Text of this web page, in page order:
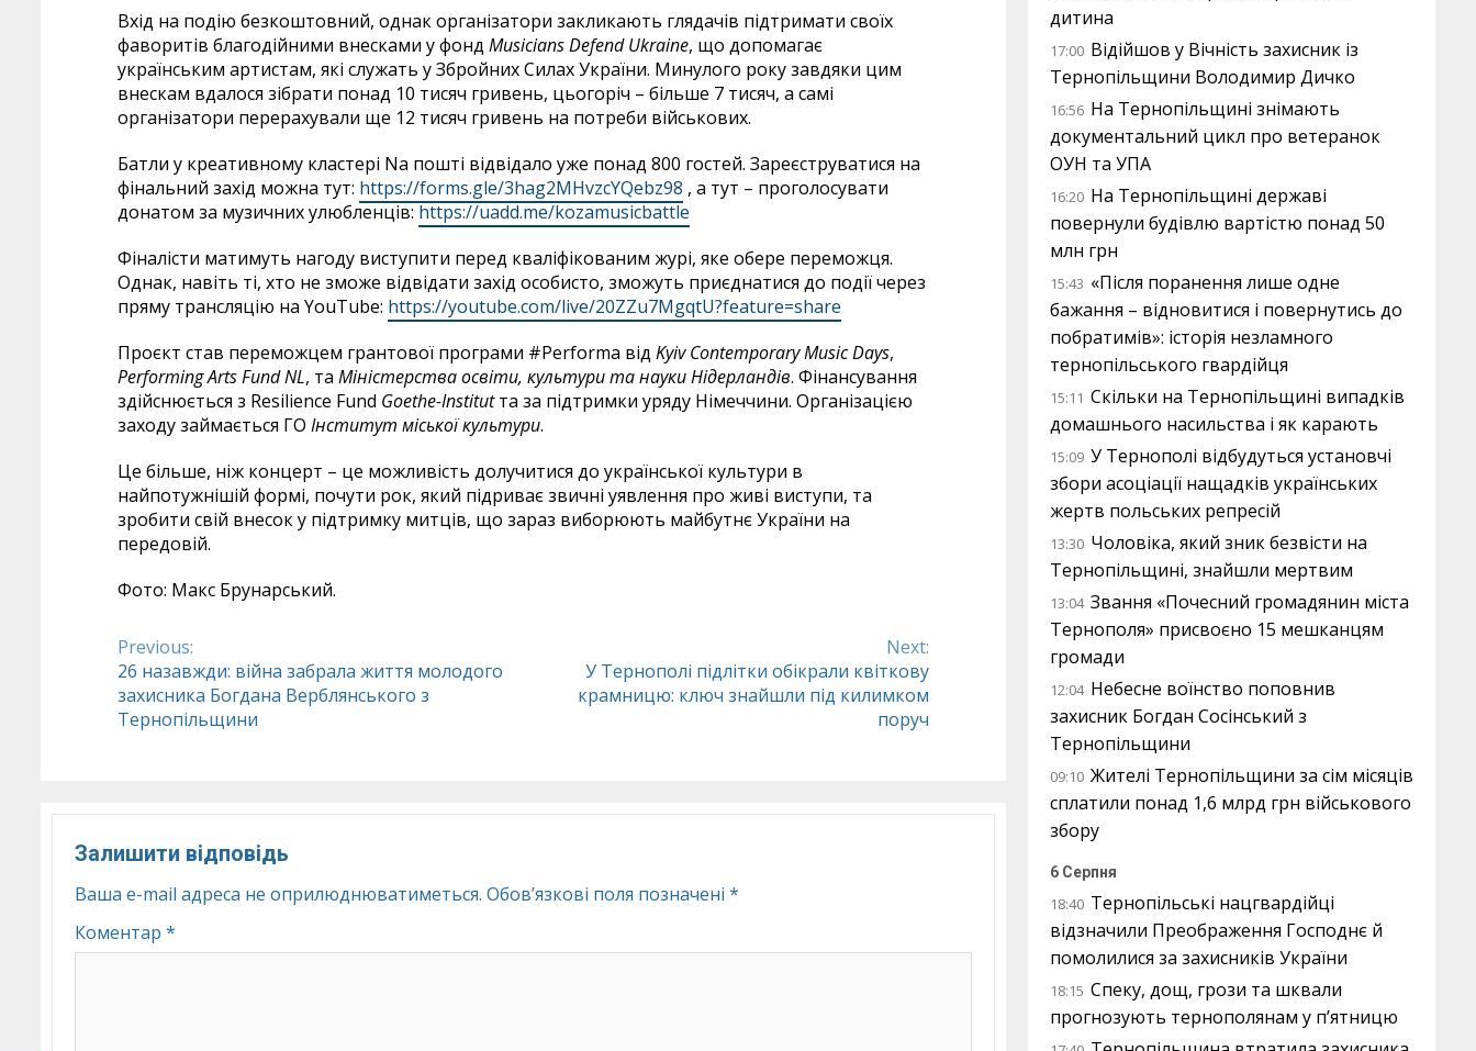
Вхід на подію безкоштовний, однак організатори закликають глядачів підтримати своїх
фаворитів благодійними внесками у фонд Musicians Defend Ukraine, що допомагає
українським артистам, які служать у Збройних Силах України. Минулого року завдяки цим
внескам вдалося зібрати понад 10 тисяч гривень, цьогоріч – більше 7 тисяч, а самі
організатори перерахували ще 12 тисяч гривень на потреби військових.
Батли у креативному кластері Nа пошті відвідало уже понад 800 гостей. Зареєструватися на
фінальний захід можна тут: https://forms.gle/3hag2MHvzcYQebz98 , а тут – проголосувати
донатом за музичних улюбленців: https://uadd.me/kozamusicbattle
Фіналісти матимуть нагоду виступити перед кваліфікованим журі, яке обере переможця.
Однак, навіть ті, хто не зможе відвідати захід особисто, зможуть приєднатися до події через
пряму трансляцію на YouTube: https://youtube.com/live/20ZZu7MgqtU?feature=share
Проєкт став переможцем грантової програми #Performa від KyivContemporaryMusicDays,
PerformingArtsFundNL, та Міністерства освіти, культури та науки Нідерландів. Фінансування
здійснюється з Resilience Fund Goethe-Institutта за підтримки уряду Німеччини. Організацією
заходу займається ГО Інститут міської культури.
Це більше, ніж концерт – це можливість долучитися до української культури в
найпотужнішій формі, почути рок, який підриває звичні уявлення про живі виступи, та
зробити свій внесок у підтримку митців, що зараз виборюють майбутнє України на
передовій.
Фото: Макс Брунарський.
Continue
Reading
Previous:
26 назавжди: війна забрала життя молодого
захисника Богдана Верблянського з
Тернопільщини
Next:
У Тернополі підлітки обікрали квіткову
крамницю: ключ знайшли під килимком
поруч
Залишити відповідь
Ваша e-mail адреса не оприлюднюватиметься. Обов’язкові поля позначені *
Коментар *
дитина
17:00 Відійшов у Вічність захисник із
Тернопільщини Володимир Дичко
16:56 На Тернопільщині знімають
документальний цикл про ветеранок
ОУН та УПА
16:20 На Тернопільщині державі
повернули будівлю вартістю понад 50
млн грн
15:43 «Після поранення лише одне
бажання – відновитися і повернутись до
побратимів»: історія незламного
тернопільського гвардійця
15:11 Скільки на Тернопільщині випадків
домашнього насильства і як карають
15:09 У Тернополі відбудуться установчі
збори асоціації нащадків українських
жертв польських репресій
13:30 Чоловіка, який зник безвісти на
Тернопільщині, знайшли мертвим
13:04 Звання «Почесний громадянин міста
Тернополя» присвоєно 15 мешканцям
громади
12:04 Небесне воїнство поповнив
захисник Богдан Сосінський з
Тернопільщини
09:10 Жителі Тернопільщини за сім місяців
сплатили понад 1,6 млрд грн військового
збору
6 Серпня
18:40 Тернопільські нацгвардійці
відзначили Преображення Господнє й
помолилися за захисників України
18:15 Спеку, дощ, грози та шквали
прогнозують тернополянам у п’ятницю